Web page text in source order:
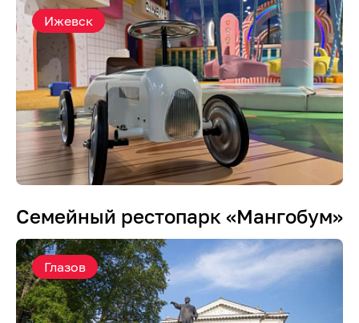
Ижевск
Семейный рестопарк «Мангобум»
Глазов